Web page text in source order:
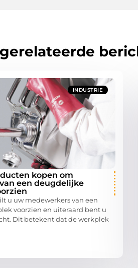
gerelateerde
INDUSTRIE
kopen om
een deugdelijke
u uw medewerkers van een
voorzien en uiteraard bent u
Dit betekent dat de werkplek